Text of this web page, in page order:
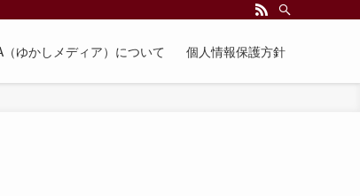
ゆかしメディア）について 個人情報保護方針